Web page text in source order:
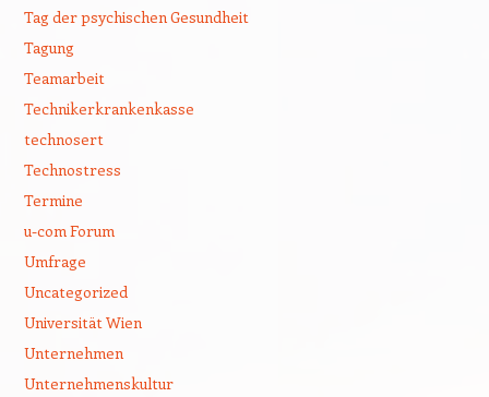
Tag der psychischen Gesundheit
Tagung
Teamarbeit
Technikerkrankenkasse
technosert
Technostress
Termine
u-com Forum
Umfrage
Uncategorized
Universität Wien
Unternehmen
Unternehmenskultur